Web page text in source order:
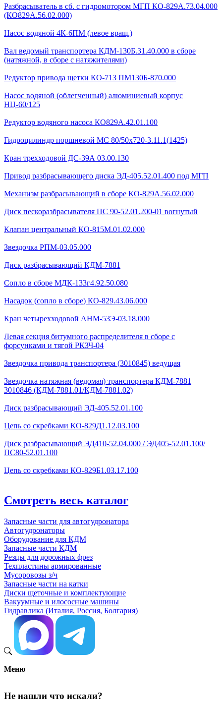
Разбрасыватель в сб. с гидромотором МГП КО-829А.73.04.000
(КО829А.56.02.000)
Насос водяной 4К-6ПМ (левое вращ.)
Вал ведомый транспортера КДМ-130Б.31.40.000 в сборе
(натяжной, в сборе с натяжителями)
Редуктор привода щетки КО-713 ПМ130Б-870.000
Насос водяной (облегченный) алюминиевый корпус
НЦ-60/125
Редуктор водяного насоса КО829А.42.01.100
Гидроцилиндр поршневой МС 80/50х720-3.11.1(1425)
Кран трехходовой ДС-39А 03.00.130
Привод разбрасывающего диска ЭД-405.52.01.400 под МГП
Механизм разбрасывающий в сборе КО-829А.56.02.000
Диск пескоразбрасывателя ПС 90-52.01.200-01 вогнутый
Клапан центральный КО-815М.01.02.000
Звездочка РПМ-03.05.000
Диск разбрасывающий КДМ-7881
Сопло в сборе МДК-133г4.92.50.080
Насадок (сопло в сборе) КО-829.43.06.000
Кран четырехходовой AHМ-53Э-03.18.000
Левая секция битумного распределителя в сборе с
форсунками и тягой РКЗЧ-04
Звездочка привода транспортера (3010845) ведущая
Звездочка натяжная (ведомая) транспортера КДМ-7881
3010846 (КДМ-7881.01/КДМ-7881.02)
Диск разбрасывающий ЭД-405.52.01.100
Цепь со скребками КО-829Д1.12.03.100
Диск разбрасывающий ЭД410-52.04.000 / ЭД405-52.01.100/
ПС80-52.01.100
Цепь со скребками КО-829Б1.03.17.100
Смотреть весь каталог
Запасные части для автогудронатора
Автогудронаторы
Оборудование для КДМ
Запасные части КДМ
Резцы для дорожных фрез
Техпластины армированные
Мусоровозы з/ч
Запасные части на катки
Диски щеточные и комплектующие
Вакуумные и илососные машины
Гидравлика (Италия, Россия, Болгария)
Меню
Не нашли что искали?